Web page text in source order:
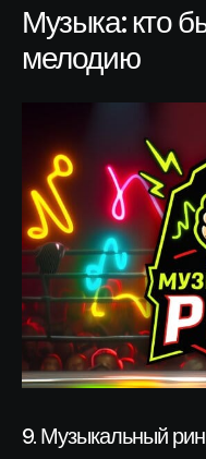
Музыка: кто
мелодию
9. Музыкальный